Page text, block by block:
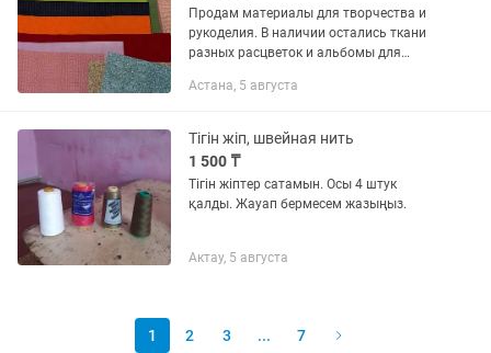
Продам материалы для творчества и
рукоделия. В наличии остались ткани
разных расцветок и альбомы для
фотоальбомов и творческих проектов).
Астана, 5 августа
Тігін жіп, швейная нить
1 500 ₸
Тігін жіптер сатамын. Осы 4 штук
қалды. Жауап бермесем жазыңыз.
Актау, 5 августа
1 2 3 ... 7